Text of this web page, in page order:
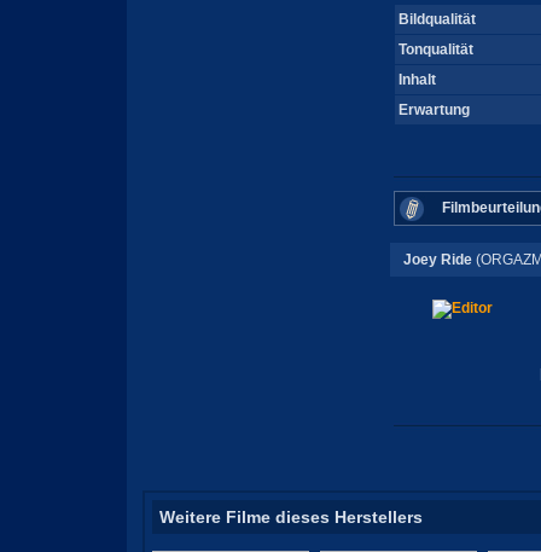
Bildqualität
Tonqualität
Inhalt
Erwartung
Joey Ride
Weitere Filme dieses Herstellers